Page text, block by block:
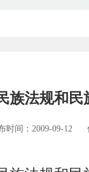
族法规和
时间：2009-09-12